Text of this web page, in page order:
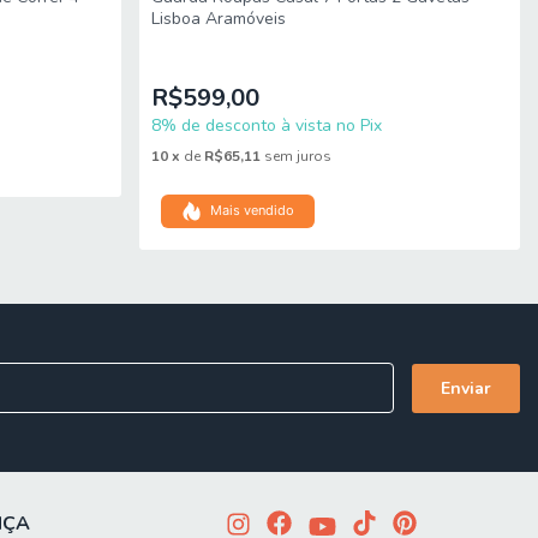
Lisboa Aramóveis
R$599,00
8% de desconto à vista no Pix
10 x de R$65,11 sem juros
Mais vendido